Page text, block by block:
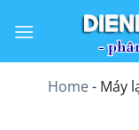
qua
Home- Máy